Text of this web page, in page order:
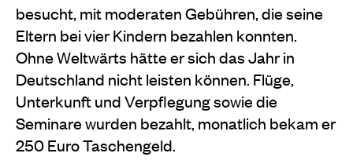
besucht, mit moderaten Gebühren, die seine
Eltern bei vier Kindern bezahlen konnten.
Ohne Weltwärts hätte er sich das Jahr in
Deutschland nicht leisten können. Flüge,
Unterkunft und Verpflegung sowie die
Seminare wurden bezahlt, monatlich bekam er
250 Euro Taschengeld.